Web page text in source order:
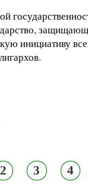
инициативу
2 3 4